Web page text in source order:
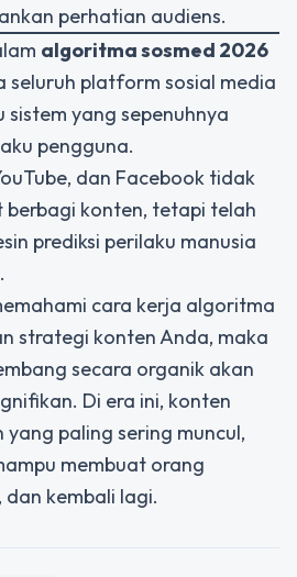
perhatian audiens.
algoritma sosmed 2026
seluruh platform sosial media
sistem yang sepenuhnya
pengguna.
dan Facebook tidak
konten, tetapi telah
prediksi perilaku manusia
cara kerja algoritma
strategi konten Anda, maka
secara organik akan
Di era ini, konten
paling sering muncul,
membuat orang
kembali lagi.